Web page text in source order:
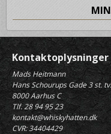
Kontaktoplysninger
Mads Heitmann
Hans Schourups Gade 3 st. tv.
8000 Aarhus C
Tlf. 28 94 95 23
kontakt@whiskyhatten.dk
CVR: 34404429